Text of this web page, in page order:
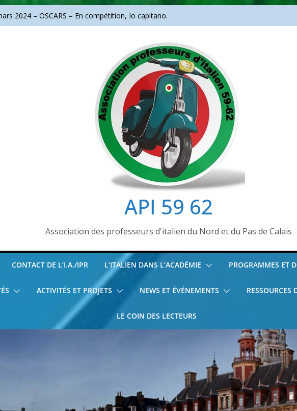
2024 – OSCARS – En compétition, Io capitano.
2026
– Arcimboldo, portrait d’un audacieux
API 59 62
Association des professeurs d'italien du Nord et du Pas de Calais
CONTACT DE L’I.A./IPR L’ITALIEN DANS L’ACADÉMIE PROGRAMMES ET
ACTIVITÉS ET PROJETS NEWS ET ÉVÉNEMENTS RESSOURCES
LE COIN DES LECTEURS